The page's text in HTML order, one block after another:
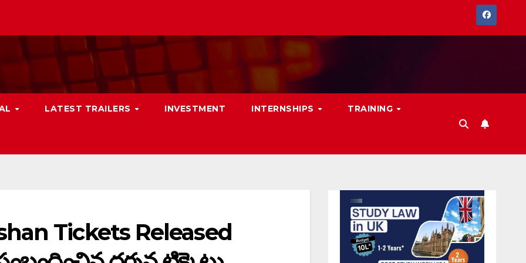
LATEST TRAILERS INVESTMENT INTERNSHIPS TRAINING
Tickets Released